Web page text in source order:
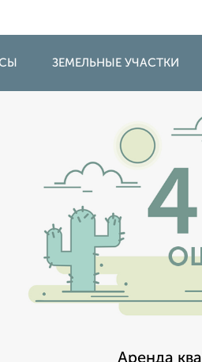
ЗЕМЕЛЬНЫЕ УЧАСТКИ
Аренда